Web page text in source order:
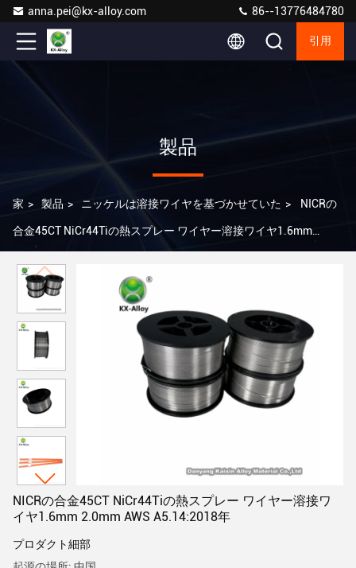
anna.pei@kx-alloy.com 86--13776484780
引用
製品
家 > 製品 > ニッケルは溶接ワイヤを基づかせていた > NICRの
合金45CT NiCr44Tiの熱スプレー ワイヤー溶接ワイヤ1.6mm
NICRの合金45CT NiCr44Tiの熱スプレー ワイヤー溶接ワ
イヤ1.6mm 2.0mm AWS A5.14:2018年
プロダクト細部